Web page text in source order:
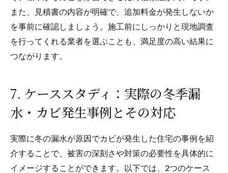
また、見積書の内容が明確で、追加料金が発生しないか
を事前に確認しましょう。施工前にしっかりと現地調査
を行ってくれる業者を選ぶことも、満足度の高い結果に
つながります。
7. ケーススタディ：実際の冬季漏
水・カビ発生事例とその対応
実際に冬の漏水が原因でカビが発生した住宅の事例を紹
介することで、被害の深刻さや対策の必要性を具体的に
イメージすることができます。以下では、2つのケース